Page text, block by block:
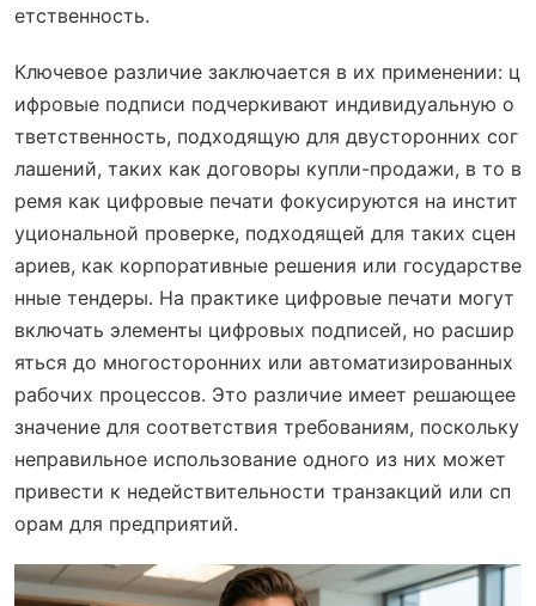
етственность.
Ключевое различие заключается в их применении: ц
ифровые подписи подчеркивают индивидуальную о
тветственность, подходящую для двусторонних сог
лашений, таких как договоры купли-продажи, в то в
ремя как цифровые печати фокусируются на инстит
уциональной проверке, подходящей для таких сцен
ариев, как корпоративные решения или государстве
нные тендеры. На практике цифровые печати могут
включать элементы цифровых подписей, но расшир
яться до многосторонних или автоматизированных
рабочих процессов. Это различие имеет решающее
значение для соответствия требованиям, поскольку
неправильное использование одного из них может
привести к недействительности транзакций или сп
орам для предприятий.